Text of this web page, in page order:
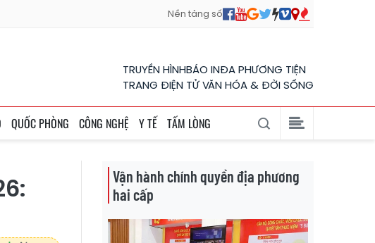
Nền tảng số
TRUYỀN HÌNHBÁO INĐA PHƯƠNG TIỆN
TRANG ĐIỆN TỬ VĂN HÓA & ĐỜI SỐNG
QUỐC PHÒNG CÔNG NGHỆ Y TẾ TẤM LÒNG
Vận hành chính quyền địa phương
hai cấp